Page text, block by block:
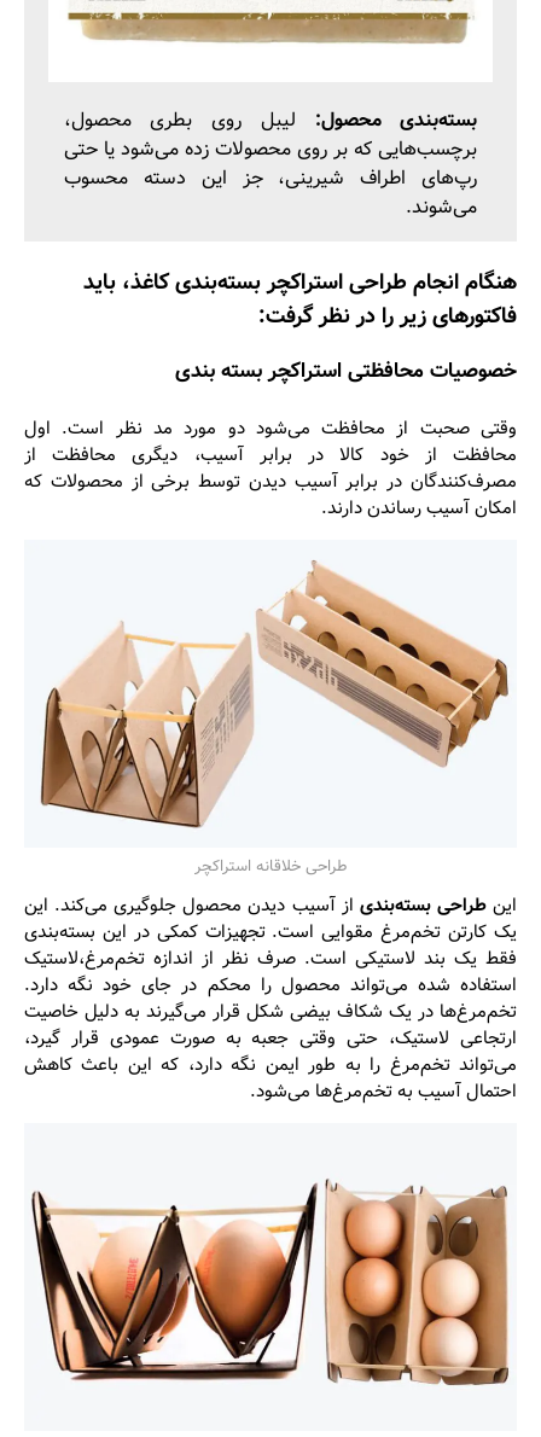
بسته‌بندی محصول: لیبل روی بطری محصول،
برچسب‌هایی که بر روی محصولات زده می‌شود یا حتی
رپ‌های اطراف شیرینی، جز این دسته محسوب
می‌شوند.
هنگام انجام طراحی استراکچر بسته‌بندی کاغذ، باید
فاکتورهای زیر را در نظر گرفت:
خصوصیات محافظتی استراکچر بسته ‌بندی
وقتی صحبت از محافظت می‌شود دو مورد مد نظر است. اول
محافظت از خود کالا در برابر آسیب، دیگری محافظت از
مصرف‌کنندگان در برابر آسیب دیدن توسط برخی از محصولات که
امکان آسیب رساندن دارند.
طراحی خلاقانه استراکچر
اینطراحی بسته‌بندی از آسیب دیدن محصول جلوگیری می‌کند. این
یک کارتن تخم‌مرغ مقوایی است. تجهیزات کمکی در این بسته‌بندی
فقط یک بند لاستیکی است. صرف نظر از اندازه تخم‌مرغ،لاستیک
استفاده شده می‌تواند محصول را محکم در جای خود نگه دارد.
تخم‌مرغ‌ها در یک شکاف بیضی شکل قرار می‌گیرند به دلیل خاصیت
ارتجاعی لاستیک، حتی وقتی جعبه به صورت عمودی قرار گیرد،
می‌تواند تخم‌مرغ را به طور ایمن نگه دارد، که این باعث کاهش
احتمال آسیب به تخم‌مرغ‌ها می‌شود.